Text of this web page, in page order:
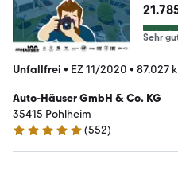
Sehr
Unfallfrei • EZ 11/2020 • 87.027
Auto-Häuser GmbH & Co. KG
35415 Pohlheim
4.9 Sterne
(552)